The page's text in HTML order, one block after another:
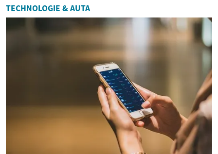
přes řez stromů až po
odstraňování nemocn...
TECHNOLOGIE & AUTA